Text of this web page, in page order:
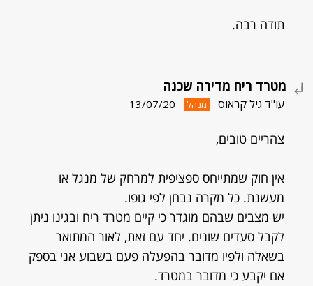
תודה רבה.
מטרד ריח מדירה שכנה
עו"ד גיל קראוס מנהל 13/07/20
צהריים טובים,
אין חוק שמתייחס ספציפית למרחק של מנגל או
מעשנת. כל מקרה נבחן לפי גופו.
יש מצבים שבהם מוגדר כי קיים מטרד ריח ובגינו ניתן
לקבל סעדים שונים. יחד עם זאת, לאור המתואר
בשאלה ולפיו מדובר בהפעלה פעם בשבוע אני בספק
אם יקבע כי מדובר במטרד.